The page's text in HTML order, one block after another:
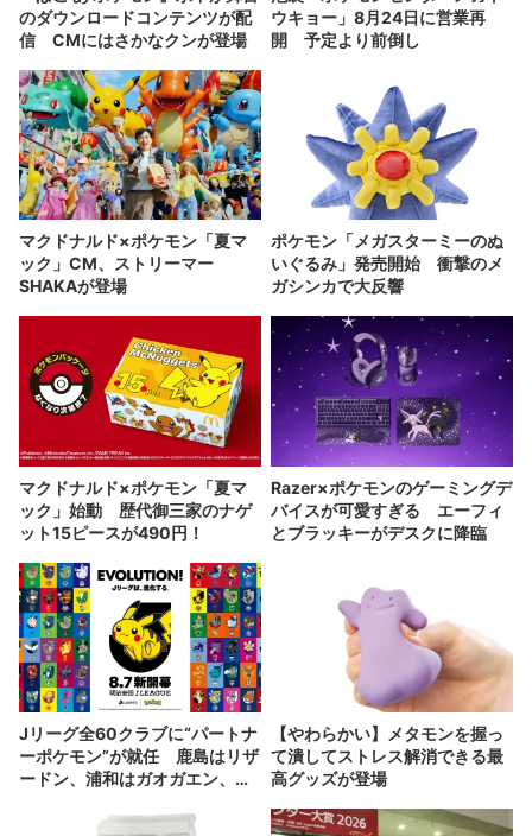
のダウンロードコンテンツが配
信 CMにはさかなクンが登場
ウキョー」8月24日に営業再
開 予定より前倒し
マクドナルド×ポケモン「夏マ
ック」CM、ストリーマー
SHAKAが登場
ポケモン「メガスターミーのぬ
いぐるみ」発売開始 衝撃のメ
ガシンカで大反響
マクドナルド×ポケモン「夏マ
ック」始動 歴代御三家のナゲ
ット15ピースが490円！
Razer×ポケモンのゲーミングデ
バイスが可愛すぎる エーフィ
とブラッキーがデスクに降臨
Jリーグ全60クラブに“パートナ
ーポケモン”が就任 鹿島はリザ
ードン、浦和はガオガエン、川
【やわらかい】メタモンを握っ
て潰してストレス解消できる最
高グッズが登場